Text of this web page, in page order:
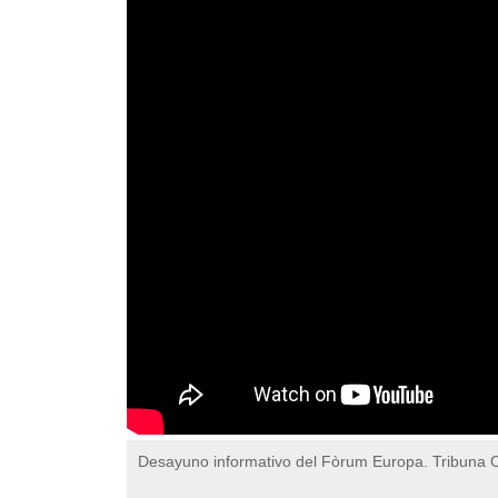
Desayuno informativo del Fòrum Europa. Tribuna